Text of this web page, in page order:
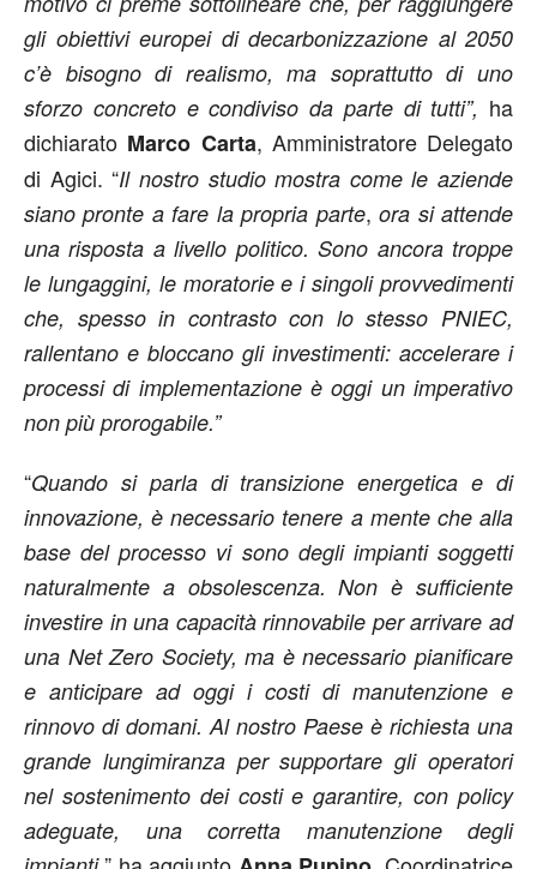
gli obiettivi europei di decarbonizzazione al 2050
c’è bisogno di realismo, ma soprattutto di uno
sforzo concreto e condiviso da parte di tutti”, ha
dichiarato Marco Carta, Amministratore Delegato
di Agici. “Il nostro studio mostra come le aziende
siano pronte a fare la propria parte,ora si attende
una risposta a livello politico. Sono ancora troppe
le lungaggini, le moratorie e i singoli provvedimenti
che, spesso in contrasto con lo stesso PNIEC,
rallentano e bloccano gli investimenti: accelerare i
processi di implementazione è oggi un imperativo
non più prorogabile.”
“Quando si parla di transizione energetica e di
innovazione, è necessario tenere a mente che alla
base del processo vi sono degli impianti soggetti
naturalmente a obsolescenza. Non è sufficiente
investire in una capacità rinnovabile per arrivare ad
una Net Zero Society, ma è necessario pianificare
e anticipare ad oggi i costi di manutenzione e
rinnovo di domani. Al nostro Paese è richiesta una
grande lungimiranza per supportare gli operatori
nel sostenimento dei costi e garantire, con policy
adeguate, una corretta manutenzione degli